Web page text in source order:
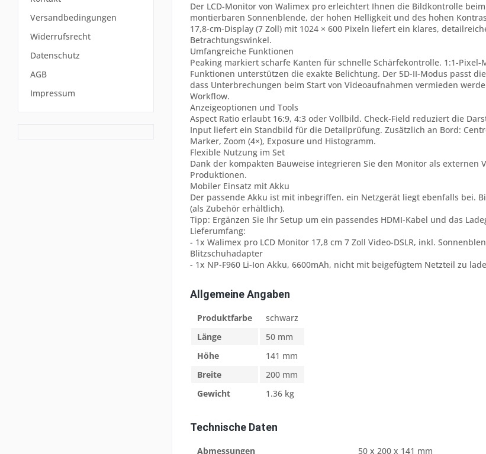
Versandbedingungen
Widerrufsrecht
Datenschutz
AGB
Impressum
Der LCD-Monitor von Walimex pro erleichtert Ihnen die Bildkontrolle
montierbaren Sonnenblende, der hohen Helligkeit und des hohen
17,8-cm-Display (7 Zoll) mit 1024 × 600 Pixeln liefert ein klares,
Betrachtungswinkel.
Umfangreiche Funktionen
Peaking markiert scharfe Kanten für schnelle Schärfekontrolle. 1:1-
Funktionen unterstützen die exakte Belichtung. Der 5D-II-Modus passt
dass Unterbrechungen beim Start von Videoaufnahmen vermieden
Workflow.
Anzeigeoptionen und Tools
Aspect Ratio erlaubt 16:9, 4:3 oder Vollbild. Check-Field reduziert die
Input liefert ein Standbild für die Detailprüfung. Zusätzlich an Bord:
Marker, Zoom (4×), Exposure und Histogramm.
Flexible Nutzung im Set
Dank der kompakten Bauweise integrieren Sie den Monitor als externen
Produktionen.
Mobiler Einsatz mit Akku
Der passende Akku ist mit inbegriffen. ein Netzgerät liegt ebenfalls bei.
(als Zubehör erhältlich).
Tipp: Ergänzen Sie Ihr Setup um ein passendes HDMI-Kabel und das
Lieferumfang:
- 1x Walimex pro LCD Monitor 17,8 cm 7 Zoll Video-DSLR, inkl.
Blitzschuhadapter
- 1x NP-F960 Li-Ion Akku, 6600mAh, nicht mit beigefügtem Netzteil zu
Allgemeine Angaben
Produktfarbe
schwarz
Länge
50 mm
Höhe
141 mm
Breite
200 mm
Gewicht
1.36 kg
Technische Daten
Abmessungen
50 x 200 x 141 mm